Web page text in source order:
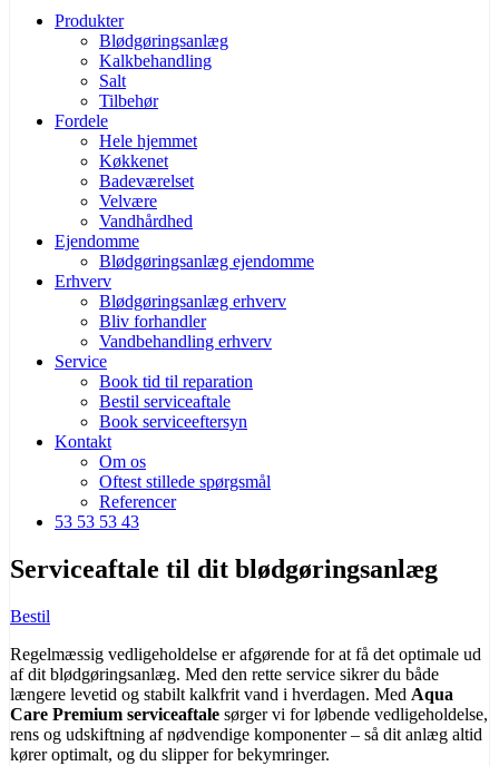
Produkter
Blødgøringsanlæg
Kalkbehandling
Salt
Tilbehør
Fordele
Hele hjemmet
Køkkenet
Badeværelset
Velvære
Vandhårdhed
Ejendomme
Blødgøringsanlæg ejendomme
Erhverv
Blødgøringsanlæg erhverv
Bliv forhandler
Vandbehandling erhverv
Service
Book tid til reparation
Bestil serviceaftale
Book serviceeftersyn
Kontakt
Om os
Oftest stillede spørgsmål
Referencer
53 53 53 43
Serviceaftale til dit blødgøringsanlæg
Bestil
Regelmæssig vedligeholdelse er afgørende for at få det optimale ud
af dit blødgøringsanlæg. Med den rette service sikrer du både
længere levetid og stabilt kalkfrit vand i hverdagen. Med Aqua
Care Premium serviceaftale sørger vi for løbende vedligeholdelse,
rens og udskiftning af nødvendige komponenter – så dit anlæg altid
kører optimalt, og du slipper for bekymringer.